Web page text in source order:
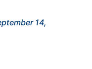
14,